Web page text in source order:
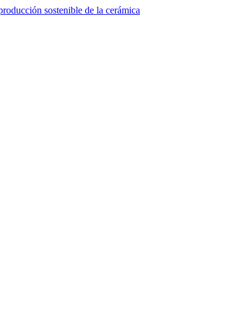
sostenible de la cerámica